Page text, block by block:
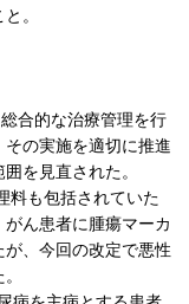
。
合的な治療管理を⾏
の実施を適切に推進
を⾒直された。
料も包括されていた
ん患者に腫瘍マーカ
、今回の改定で悪性